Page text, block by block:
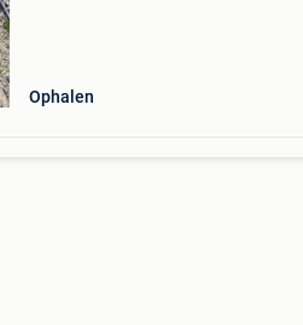
Ophalen